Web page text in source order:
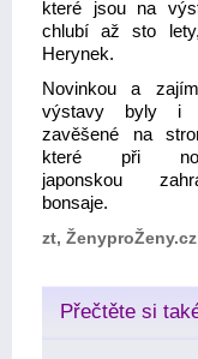
které jsou na
chlubí až sto
Herynek.
Novinkou a
výstavy byly i
zavěšené na
které při
japonskou
bonsaje.
zt, ŽenyproŽeny.cz
Přečtěte si